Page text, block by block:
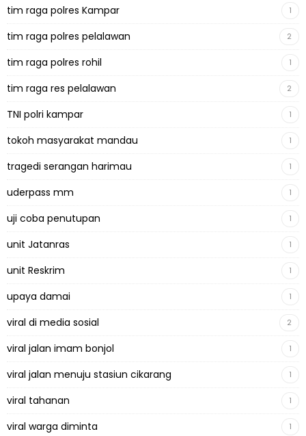
tim raga polres Kampar 1
tim raga polres pelalawan 2
tim raga polres rohil 1
tim raga res pelalawan 2
TNI polri kampar 1
tokoh masyarakat mandau 1
tragedi serangan harimau 1
uderpass mm 1
uji coba penutupan 1
unit Jatanras 1
unit Reskrim 1
upaya damai 1
viral di media sosial 2
viral jalan imam bonjol 1
viral jalan menuju stasiun cikarang 1
viral tahanan 1
viral warga diminta 1